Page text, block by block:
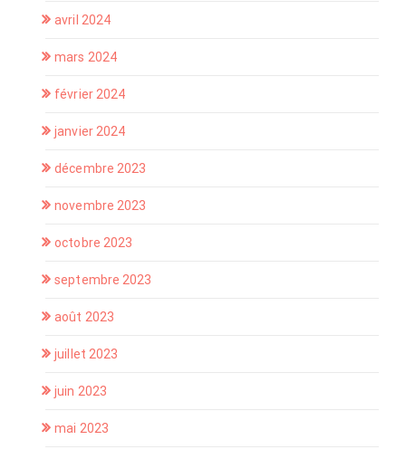
avril 2024
mars 2024
février 2024
janvier 2024
décembre 2023
novembre 2023
octobre 2023
septembre 2023
août 2023
juillet 2023
juin 2023
mai 2023